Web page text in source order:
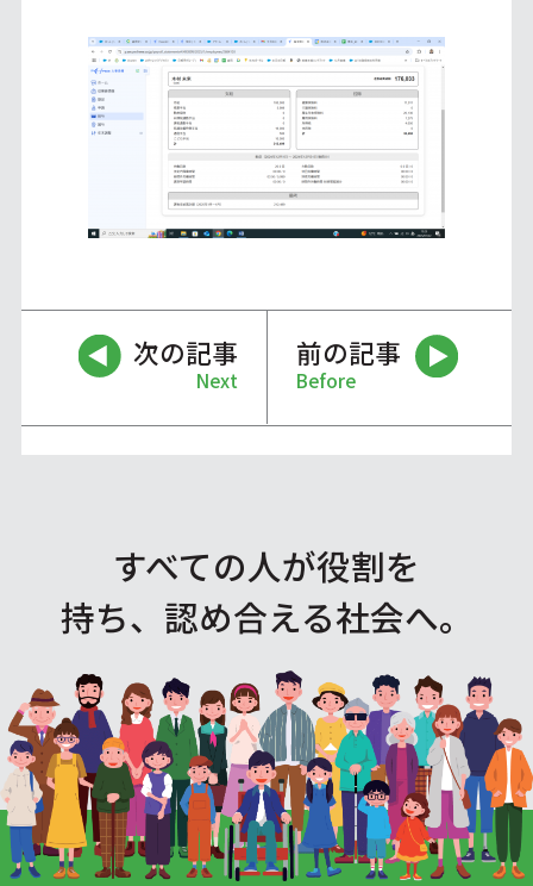
次の記事
Next
前の記事
Before
すべての人が役割を
持ち、認め合える社会へ。